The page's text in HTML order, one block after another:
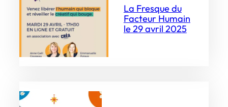
La Fresque du
Facteur Humain
le 29 avril 2025